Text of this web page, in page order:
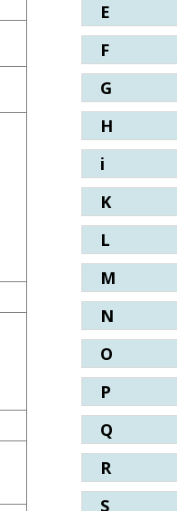
E
F
G
H
i
K
L
M
N
O
P
Q
R
S